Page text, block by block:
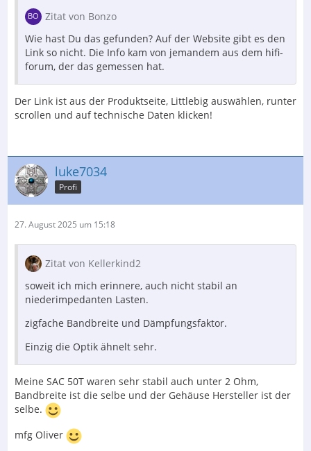
Zitat von Bonzo
Wie hast Du das gefunden? Auf der Website gibt es den
Link so nicht. Die Info kam von jemandem aus dem hifi-
forum, der das gemessen hat.
Der Link ist aus der Produktseite, Littlebig auswählen, runter
scrollen und auf technische Daten klicken!
luke7034
Profi
27. August 2025 um 15:18
Zitat von Kellerkind2
soweit ich mich erinnere, auch nicht stabil an
niederimpedanten Lasten.
zigfache Bandbreite und Dämpfungsfaktor.
Einzig die Optik ähnelt sehr.
Meine SAC 50T waren sehr stabil auch unter 2 Ohm,
Bandbreite ist die selbe und der Gehäuse Hersteller ist der
selbe.
mfg Oliver